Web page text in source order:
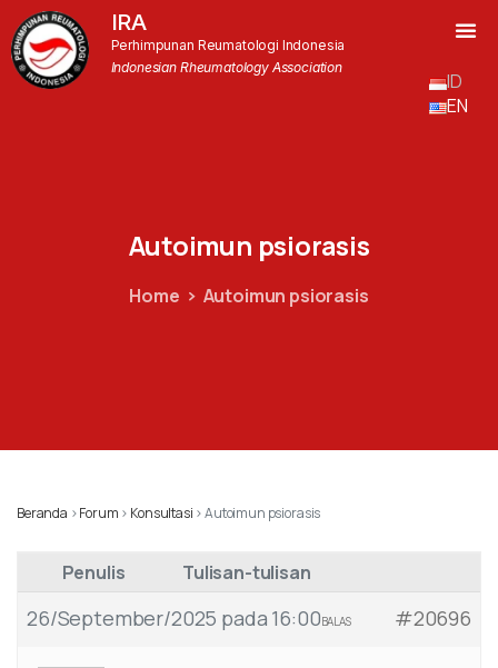
IRA
Perhimpunan Reumatologi Indonesia
Indonesian Rheumatology Association
ID
EN
Autoimun psiorasis
Home Autoimun psiorasis
Beranda ›Forum › Konsultasi ›Autoimun psiorasis
Penulis Tulisan-tulisan
26/September/2025 pada 16:00 #20696
BALAS